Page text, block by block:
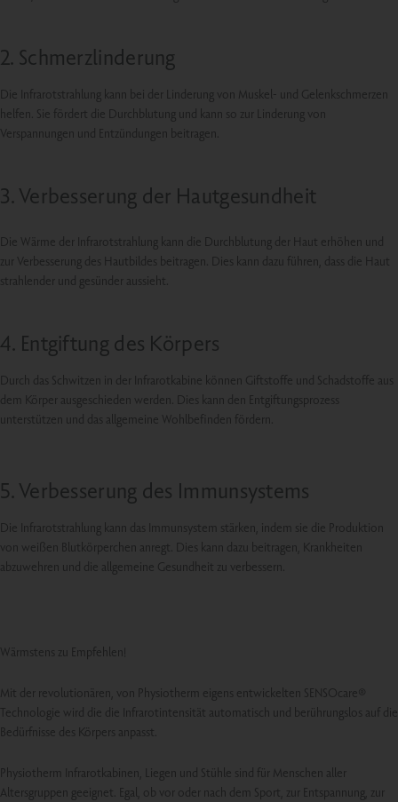
2. Schmerzlinderung
Die Infrarotstrahlung kann bei der Linderung von Muskel- und Gelenkschmerzen
helfen. Sie fördert die Durchblutung und kann so zur Linderung von
Verspannungen und Entzündungen beitragen.
3. Verbesserung der Hautgesundheit
Die Wärme der Infrarotstrahlung kann die Durchblutung der Haut erhöhen und
zur Verbesserung des Hautbildes beitragen. Dies kann dazu führen, dass die Haut
strahlender und gesünder aussieht.
4. Entgiftung des Körpers
Durch das Schwitzen in der Infrarotkabine können Giftstoffe und Schadstoffe aus
dem Körper ausgeschieden werden. Dies kann den Entgiftungsprozess
unterstützen und das allgemeine Wohlbefinden fördern.
5. Verbesserung des Immunsystems
Die Infrarotstrahlung kann das Immunsystem stärken, indem sie die Produktion
von weißen Blutkörperchen anregt. Dies kann dazu beitragen, Krankheiten
abzuwehren und die allgemeine Gesundheit zu verbessern.
Wärmstens zu Empfehlen!
Mit der revolutionären, von Physiotherm eigens entwickelten SENSOcare®
Technologie wird die die Infrarotintensität automatisch und berührungslos auf die
Bedürfnisse des Körpers anpasst.
Physiotherm Infrarotkabinen, Liegen und Stühle sind für Menschen aller
Altersgruppen geeignet. Egal, ob vor oder nach dem Sport, zur Entspannung, zur